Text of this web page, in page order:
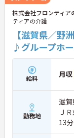
■ 「週2日～OK！
ライフスタイルに
す。
・「週2日から勤
・午前のみ・午後
・産前産後休暇、
→ ご家庭や趣味の
にもおすすめです♪
■ 研修充実！安
経験に合わせて学
・専門研修やマナ
株式会社フロンティア
ティアの介護
【滋賀県／野
♪グループホ
給料 月収
勤務地
滋
Ｊ
13分